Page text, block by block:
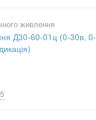
живлення
Д30-60-01ц (0-30в, 0-